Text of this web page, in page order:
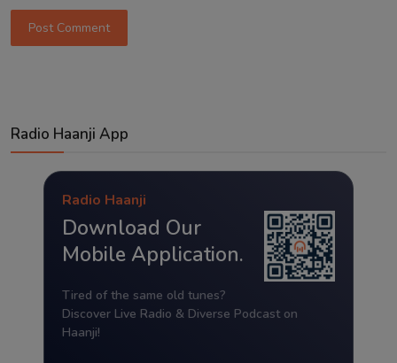
Post Comment
Radio Haanji App
Radio Haanji
Download Our
Mobile Application.
Tired of the same old tunes?
Discover Live Radio & Diverse Podcast on
Haanji!